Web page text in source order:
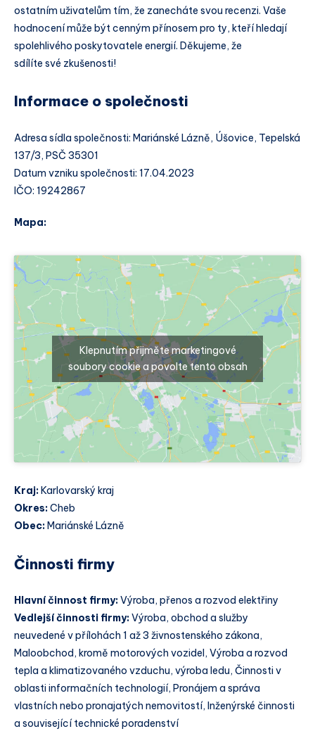
ostatním uživatelům tím, že zanecháte svou recenzi. Vaše
hodnocení může být cenným přínosem pro ty, kteří hledají
spolehlivého poskytovatele energií. Děkujeme, že
sdílíte své zkušenosti!
Informace o společnosti
Adresa sídla společnosti: Mariánské Lázně, Úšovice, Tepelská
137/3, PSČ 35301
Datum vzniku společnosti: 17.04.2023
IČO: 19242867
Mapa:
Klepnutím přijměte marketingové
soubory cookie a povolte tento obsah
Kraj: Karlovarský kraj
Okres:Cheb
Obec: Mariánské Lázně
Činnosti firmy
Hlavní činnost firmy:Výroba, přenos a rozvod elektřiny
Vedlejší činnosti firmy:Výroba, obchod a služby
neuvedené v přílohách 1 až 3 živnostenského zákona,
Maloobchod, kromě motorových vozidel, Výroba a rozvod
tepla a klimatizovaného vzduchu, výroba ledu, Činnosti v
oblasti informačních technologií, Pronájem a správa
vlastních nebo pronajatých nemovitostí, Inženýrské činnosti
a související technické poradenství